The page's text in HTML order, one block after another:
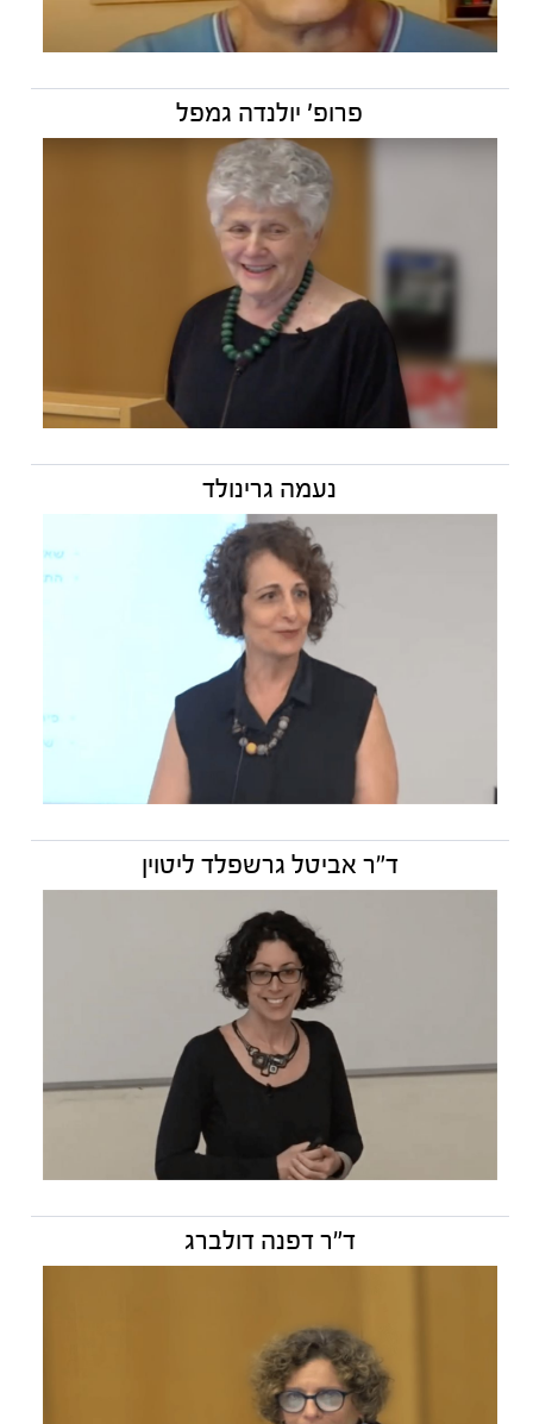
פרופ' יולנדה גמפל
נעמה גרינולד
ד״ר אביטל גרשפלד ליטוין
ד"ר דפנה דולברג